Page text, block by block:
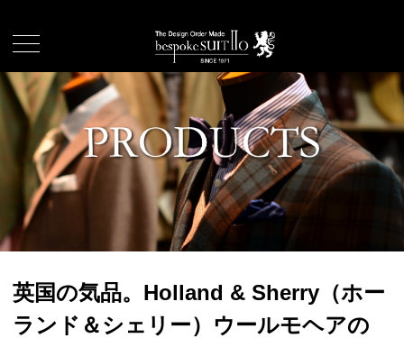
英国の気品。Holland & Sherry（ホー
ランド＆シェリー）ウールモヘアの